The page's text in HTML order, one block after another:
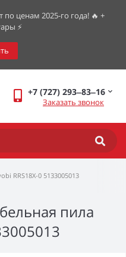
по ценам 2025-го года! 🔥 +
⚡️
+7 (727) 293‒83‒16
Заказать звонок
RRS18X-0 5133005013
пила